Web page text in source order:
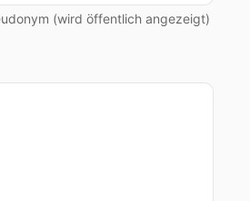
(wird öffentlich angezeigt)